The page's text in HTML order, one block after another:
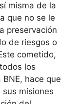
misma de la
que no se le
preservación
de riesgos o
cometido,
los
hace que
misiones